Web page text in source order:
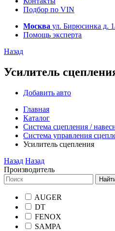
Подбор по VIN
Москва ул. Бирюсинка д.
Помощь эксперта
Назад
Усилитель
Добавить авто
Главная
Каталог
Система сцепления /
Система управления
Усилитель сцепления
Назад Назад
Производитель
AUGER
DT
FENOX
SAMPA